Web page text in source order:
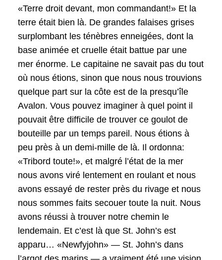
«Terre droit devant, mon commandant!» Et la
terre était bien là. De grandes falaises grises
surplombant les ténèbres enneigées, dont la
base animée et cruelle était battue par une
mer énorme. Le capitaine ne savait pas du tout
où nous étions, sinon que nous nous trouvions
quelque part sur la côte est de la presqu’île
Avalon. Vous pouvez imaginer à quel point il
pouvait être difficile de trouver ce goulot de
bouteille par un temps pareil. Nous étions à
peu près à un demi-mille de là. Il ordonna:
«Tribord toute!», et malgré l’état de la mer
nous avons viré lentement en roulant et nous
avons essayé de rester près du rivage et nous
nous sommes faits secouer toute la nuit. Nous
avons réussi à trouver notre chemin le
lendemain. Et c’est là que St. John’s est
apparu… «Newfyjohn» — St. John’s dans